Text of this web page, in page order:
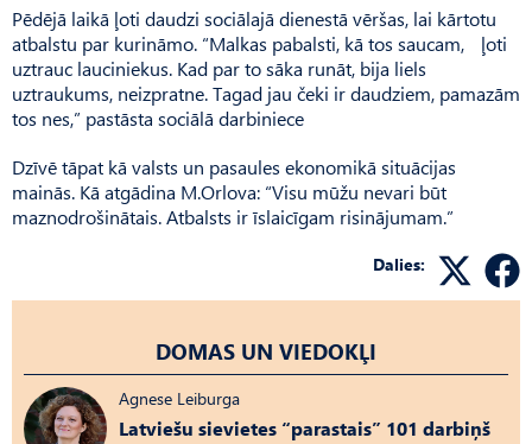
Pēdējā laikā ļoti daudzi sociālajā dienestā vēršas, lai kārtotu
atbalstu par kurināmo. “Malkas pabalsti, kā tos saucam, ļoti
uztrauc lauciniekus. Kad par to sāka runāt, bija liels
uztraukums, neizpratne. Tagad jau čeki ir daudziem, pamazām
tos nes,” pastāsta sociālā darbiniece
Dzīvē tāpat kā valsts un pasaules ekonomikā situācijas
mainās. Kā atgādina M.Orlova: “Visu mūžu nevari būt
maznodrošinātais. Atbalsts ir īslaicīgam risinājumam.”
Dalies:
DOMAS UN VIEDOKĻI
Agnese Leiburga
Latviešu sievietes “parastais” 101 darbiņš